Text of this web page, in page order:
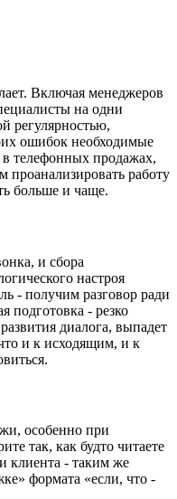
Включая менеджеров
на одни
регулярностью,
ошибок необходимые
телефонных продажах,
проанализировать работу
больше и чаще.
и сбора
настроя
- получим разговор ради
подготовка - резко
диалога, выпадет
и к исходящим, и к
особенно при
так, как будто читаете
клиента - таким же
формата «если, что -